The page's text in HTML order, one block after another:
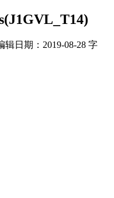
辑日期： 2019-08-28 字